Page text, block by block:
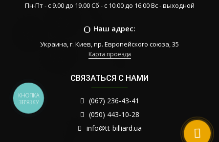
Пн-Пт - с 9.00 до 19.00 Сб - с 10.00 до 16.00 Вс - выходной
Наш адрес:
Украина, г. Киев, пр. Европейского союза, 35
Карта проезда
СВЯЗАТЬСЯ С НАМИ
(067) 236-43-41
(050) 443-10-28
info@tt-billiard.ua
КНОПКА
ЗВ'ЯЗКУ